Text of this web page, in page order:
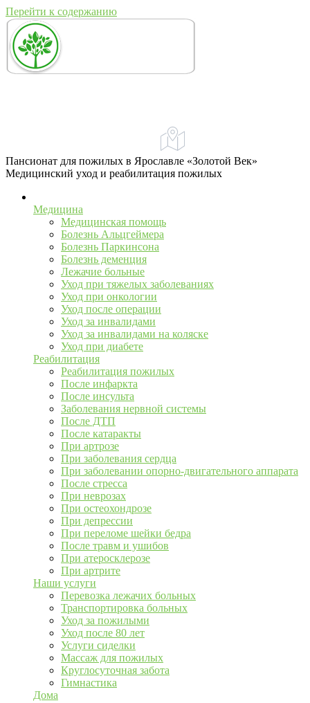
Перейти к содержанию
Ярославль, ул. Свободы, 71А
Пансионат для пожилых в Ярославле «Золотой Век»
Медицинский уход и реабилитация пожилых
Медицина
Медицинская помощь
Болезнь Альцгеймера
Болезнь Паркинсона
Болезнь деменция
Лежачие больные
Уход при тяжелых заболеваниях
Уход при онкологии
Уход после операции
Уход за инвалидами
Уход за инвалидами на коляске
Уход при диабете
Реабилитация
Реабилитация пожилых
После инфаркта
После инсульта
Заболевания нервной системы
После ДТП
После катаракты
При артрозе
При заболевания сердца
При заболевании опорно-двигательного аппарата
После стресса
При неврозах
При остеохондрозе
При депрессии
При переломе шейки бедра
После травм и ушибов
При атеросклерозе
При артрите
Наши услуги
Перевозка лежачих больных
Транспортировка больных
Уход за пожилыми
Уход после 80 лет
Услуги сиделки
Массаж для пожилых
Круглосуточная забота
Гимнастика
Дома